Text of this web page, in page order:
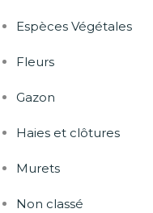
Espèces Végétales
Fleurs
Gazon
Haies et clôtures
Murets
Non classé